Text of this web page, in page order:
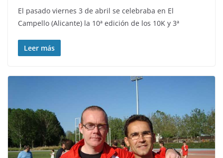
El pasado viernes 3 de abril se celebraba en El
Campello (Alicante) la 10ª edición de los 10K y 3ª
Leer más